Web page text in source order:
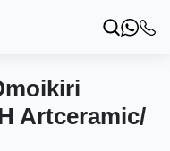
Artceramic/